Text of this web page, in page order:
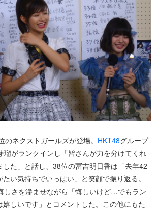
ネクストガールズが登場。 HKT48グループ
瑠がランクインし「皆さんが力を分けてくれ
した」と話し、38位の冨吉明日香は「去年42
い気持ちでいっぱい」と笑顔で振り返る。
しさを滲ませながら「悔しいけど…でもラン
しいです」とコメントした。この他にもた